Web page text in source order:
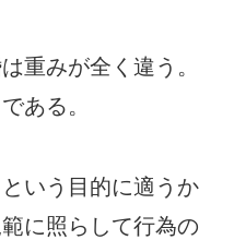
重みが全く違う。
ある。
いう目的に適うか
に照らして行為の